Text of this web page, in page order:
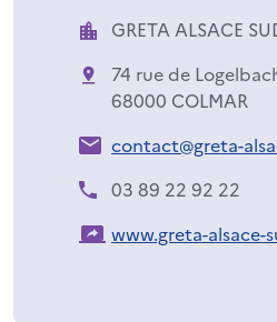
GRETA ALSACE
74 rue de
68000 COLMAR
contact@greta-
03 89 22 92 22
www.greta-alsace-